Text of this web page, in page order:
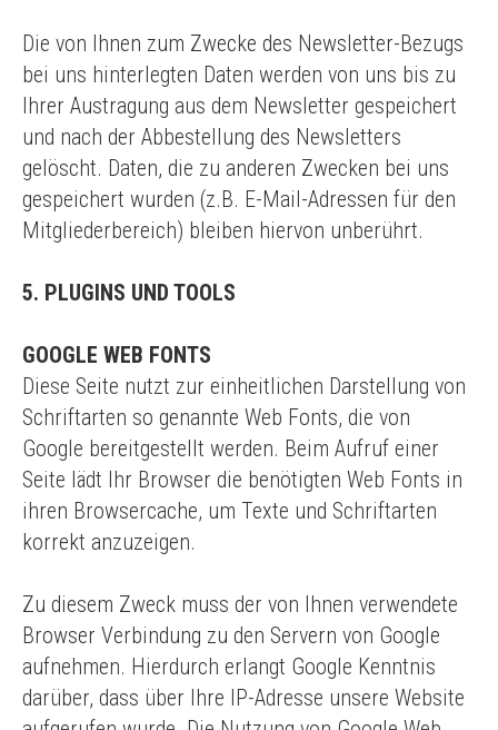
Die von Ihnen zum Zwecke des Newsletter-Bezugs
bei uns hinterlegten Daten werden von uns bis zu
Ihrer Austragung aus dem Newsletter gespeichert
und nach der Abbestellung des Newsletters
gelöscht. Daten, die zu anderen Zwecken bei uns
gespeichert wurden (z.B. E-Mail-Adressen für den
Mitgliederbereich) bleiben hiervon unberührt.
5. PLUGINS UND TOOLS
GOOGLE WEB FONTS
Diese Seite nutzt zur einheitlichen Darstellung von
Schriftarten so genannte Web Fonts, die von
Google bereitgestellt werden. Beim Aufruf einer
Seite lädt Ihr Browser die benötigten Web Fonts in
ihren Browsercache, um Texte und Schriftarten
korrekt anzuzeigen.
Zu diesem Zweck muss der von Ihnen verwendete
Browser Verbindung zu den Servern von Google
aufnehmen. Hierdurch erlangt Google Kenntnis
darüber, dass über Ihre IP-Adresse unsere Website